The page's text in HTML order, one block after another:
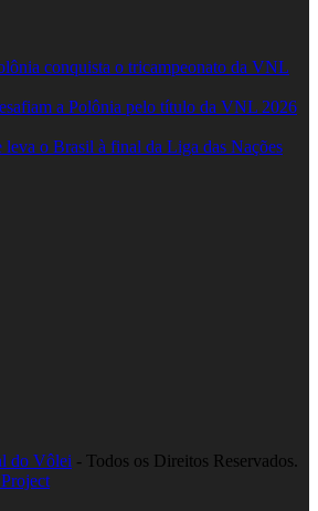
conquista o tricampeonato da VNL
a Polônia pelo título da VNL 2026
leva o Brasil à final da Liga das Nações
do Vôlei - Todos os Direitos Reservados.